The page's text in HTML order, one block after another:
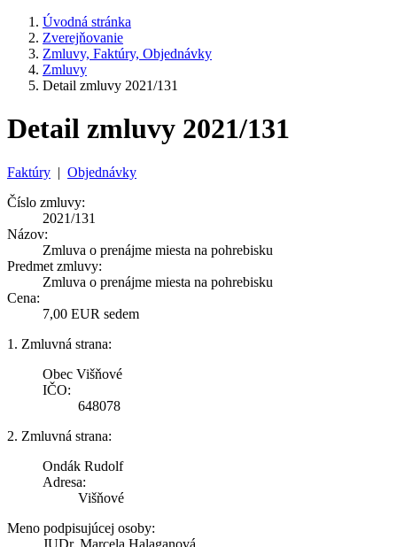
Úvodná stránka
Zverejňovanie
Zmluvy, Faktúry, Objednávky
Zmluvy
Detail zmluvy 2021/131
Detail zmluvy 2021/131
Faktúry | Objednávky
Číslo zmluvy:
2021/131
Názov:
Zmluva o prenájme miesta na pohrebisku
Predmet zmluvy:
Zmluva o prenájme miesta na pohrebisku
Cena:
7,00 EUR sedem
1. Zmluvná strana:
Obec Višňové
IČO:
648078
2. Zmluvná strana:
Ondák Rudolf
Adresa:
Višňové
Meno podpisujúcej osoby:
JUDr. Marcela Halaganová